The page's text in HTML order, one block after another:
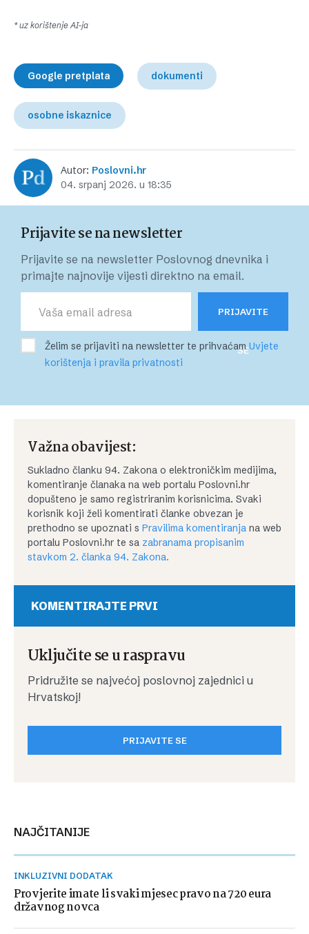
* uz korištenje AI-ja
Google pretplata dokumenti
osobne iskaznice
Autor: Poslovni.hr
04. srpanj 2026. u 18:35
Prijavite se na newsletter
Prijavite se na newsletter Poslovnog dnevnika i
primajte najnovije vijesti direktno na email.
PRIJAVITE
SE
Želim se prijaviti na newsletter te prihvaćamUvjete
korištenja i pravila privatnosti
Važna obavijest:
Sukladno članku 94. Zakona o elektroničkim medijima,
komentiranje članaka na web portalu Poslovni.hr
dopušteno je samo registriranim korisnicima. Svaki
korisnik koji želi komentirati članke obvezan je
prethodno se upoznati s Pravilima komentiranja na web
portalu Poslovni.hr te sa zabranama propisanim
stavkom 2. članka 94. Zakona.
KOMENTIRAJTE PRVI
Uključite se u raspravu
Pridružite se najvećoj poslovnoj zajednici u
Hrvatskoj!
PRIJAVITE SE
NAJČITANIJE
INKLUZIVNI DODATAK
Provjerite imate li svaki mjesec pravo na 720 eura
državnog novca